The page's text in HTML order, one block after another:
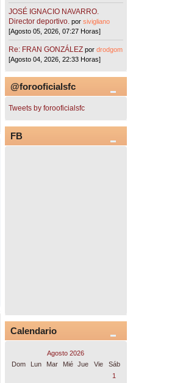
JOSÉ IGNACIO NAVARRO.
Director deportivo. porsivigliano
[Agosto 05, 2026, 07:27 Horas]
Re: FRAN GONZÁLEZ pordrodgom
[Agosto 04, 2026, 22:33 Horas]
@forooficialsfc
Tweets by forooficialsfc
FB
Calendario
Agosto 2026
Dom
Lun Mar Mié Jue Vie
Sáb
1